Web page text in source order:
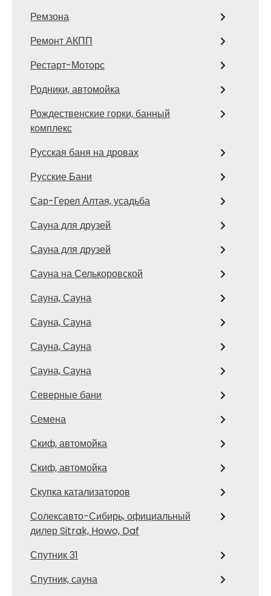
Ремзона
Ремонт АКПП
Рестарт-Моторс
Родники, автомойка
Рождественские горки, банный
комплекс
Русская баня на дровах
Русские Бани
Сар-Герел Алтая, усадьба
Сауна для друзей
Сауна для друзей
Сауна на Селькоровской
Сауна, Сауна
Сауна, Сауна
Сауна, Сауна
Сауна, Сауна
Северные бани
Семена
Скиф, автомойка
Скиф, автомойка
Скупка катализаторов
Солексавто-Сибирь, официальный
дилер Sitrak, Howo, Daf
Спутник 31
Спутник, сауна